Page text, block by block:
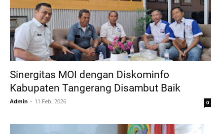
Sinergitas MOI dengan Diskominfo
Kabupaten Tangerang Disambut Baik
Admin 11 Feb, 2026 0